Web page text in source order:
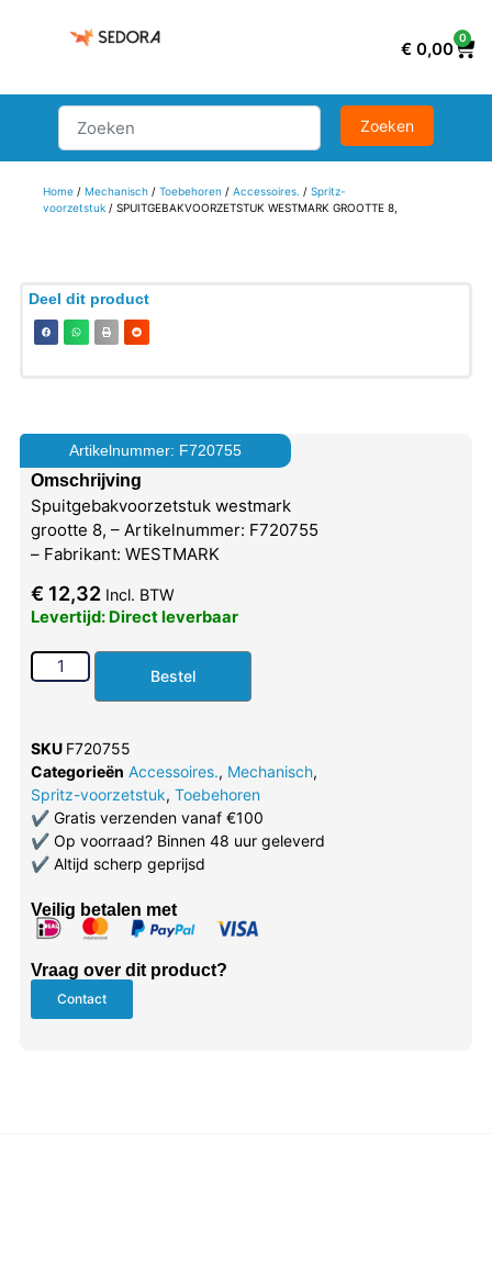
€ 0,00
0
Home/ Mechanisch/ Toebehoren / Accessoires. / Spritz-
voorzetstuk/ SPUITGEBAKVOORZETSTUK WESTMARK GROOTTE 8,
Deel dit product
Artikelnummer: F720755
Omschrijving
Spuitgebakvoorzetstuk westmark
grootte 8, – Artikelnummer: F720755
– Fabrikant: WESTMARK
€ 12,32 Incl. BTW
Levertijd: Direct leverbaar
Bestel
SKU F720755
Categorieën Accessoires., Mechanisch,
Spritz-voorzetstuk, Toebehoren
✔Gratis verzenden vanaf €100
✔Op voorraad? Binnen 48 uur geleverd
✔Altijd scherp geprijsd
Veilig betalen met
Vraag over dit product?
Contact